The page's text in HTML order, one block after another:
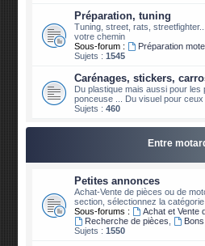
Préparation, tuning
Tuning, street, rats,
votre chemin
Sous-forum :
Préparation
Sujets :1545
Carénages, stickers,
Du plastique mais aussi pour les
ponceuse ... Du visuel pour
Sujets :460
Entre
Petites annonces
Achat-Vente de pièces ou de
section, sélectionnez la
Sous-forums :
Achat et Vente
Recherche de pièces
Sujets :1550